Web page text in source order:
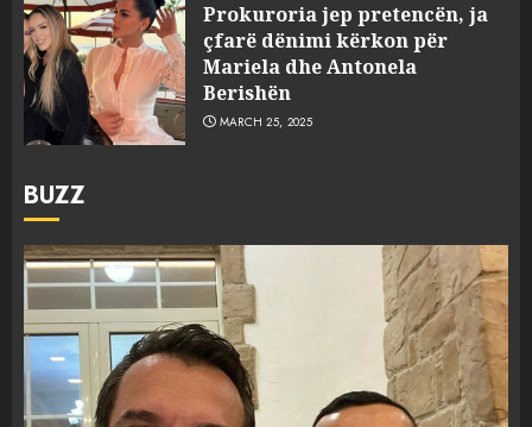
Prokuroria jep pretencën, ja
çfarë dënimi kërkon për
Mariela dhe Antonela
Berishën
MARCH 25, 2025
BUZZ